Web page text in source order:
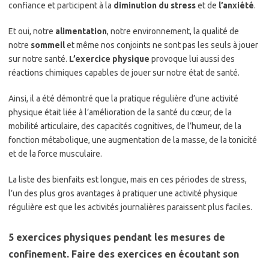
confiance et participent à la diminution du stresset de l’anxiété.
Et oui, notre alimentation, notre environnement, la qualité de
notre sommeilet même nos conjoints ne sont pas les seuls à jouer
sur notre santé. L’exercice physique provoque lui aussi des
réactions chimiques capables de jouer sur notre état de santé.
Ainsi, il a été démontré que la pratique régulière d’une activité
physique était liée à l’amélioration de la santé du cœur, de la
mobilité articulaire, des capacités cognitives, de l’humeur, de la
fonction métabolique, une augmentation de la masse, de la tonicité
et de la force musculaire.
La liste des bienfaits est longue, mais en ces périodes de stress,
l’un des plus gros avantages à pratiquer une activité physique
régulière est que les activités journalières paraissent plus faciles.
5 exercices physiques pendant les mesures de
confinement. Faire des exercices en écoutant son